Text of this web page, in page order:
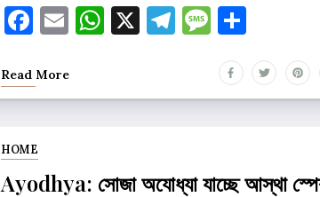
Facebook
EmailWhatsApp
X Telegram
Message
Read More
HOME
Ayodhya: সোজা অযোধ্যা যাচ্ছে আস্থা